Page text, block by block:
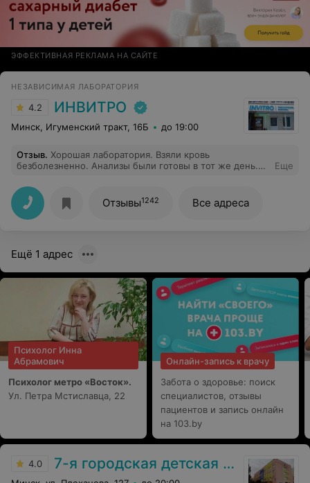
ЭФФЕКТИВНАЯ РЕКЛАМА НА САЙТЕ
НЕЗАВИСИМАЯ ЛАБОРАТОРИЯ
4.2 ИНВИТРО
Минск, Игуменский тракт, 16Б до 19:00
Отзыв. Хорошая лаборатория. Взяли кровь
безболезненно. Анализы были готовы в тот же день.
Еще
Отзывы1242 Все адреса
Ещё 1 адрес
Психолог Инна
Абрамович
Психолог метро «Восток».
Ул. Петра Мстиславца, 22
Онлайн-запись к врачу
Забота о здоровье: поиск
специалистов, отзывы
пациентов и запись онлайн
на 103.by
4.0 7-я городская детская поликлиника